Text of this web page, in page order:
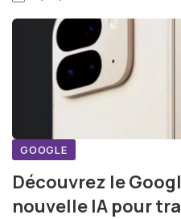
GOOGLE
Découvrez le
nouvelle IA pour